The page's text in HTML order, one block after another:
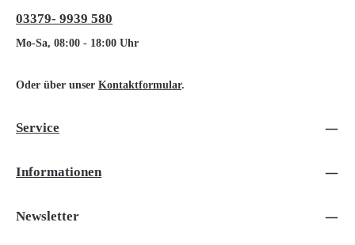
03379- 9939 580
Mo-Sa, 08:00 - 18:00 Uhr
Oder über unser Kontaktformular.
Service
Informationen
Newsletter